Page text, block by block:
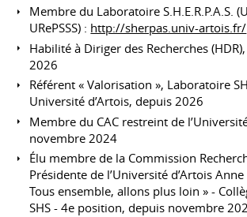
Membre du Laboratoire S.H.E.R.P.A.S.
URePSSS) : http://sherpas.univ-artois.fr/
Habilité à Diriger des Recherches
2026
Référent « Valorisation », Laboratoire
Université d’Artois, depuis 2026
Membre du CAC restreint de
novembre 2024
Élu membre de la Commission
Présidente de l’Université d’Artois
Tous ensemble, allons plus loin » -
SHS - 4e position, depuis novembre